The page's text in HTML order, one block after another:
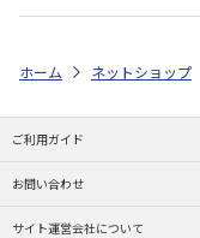
ホーム ネットショップ
ご利用ガイド
お問い合わせ
サイト運営会社について